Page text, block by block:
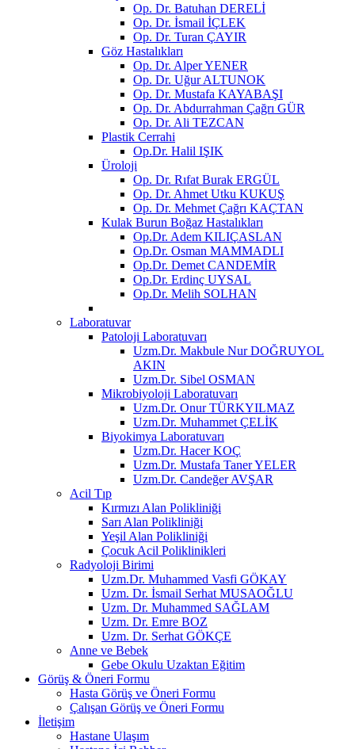
Op. Dr. Batuhan DERELİ
Op. Dr. İsmail İÇLEK
Op. Dr. Turan ÇAYIR
Göz Hastalıkları
Op. Dr. Alper YENER
Op. Dr. Uğur ALTUNOK
Op. Dr. Mustafa KAYABAŞI
Op. Dr. Abdurrahman Çağrı GÜR
Op. Dr. Ali TEZCAN
Plastik Cerrahi
Op.Dr. Halil IŞIK
Üroloji
Op. Dr. Rıfat Burak ERGÜL
Op. Dr. Ahmet Utku KUKUŞ
Op. Dr. Mehmet Çağrı KAÇTAN
Kulak Burun Boğaz Hastalıkları
Op.Dr. Adem KILIÇASLAN
Op.Dr. Osman MAMMADLI
Op.Dr. Demet CANDEMİR
Op.Dr. Erdinç UYSAL
Op.Dr. Melih SOLHAN
Laboratuvar
Patoloji Laboratuvarı
Uzm.Dr. Makbule Nur DOĞRUYOL
AKIN
Uzm.Dr. Sibel OSMAN
Mikrobiyoloji Laboratuvarı
Uzm.Dr. Onur TÜRKYILMAZ
Uzm.Dr. Muhammet ÇELİK
Biyokimya Laboratuvarı
Uzm.Dr. Hacer KOÇ
Uzm.Dr. Mustafa Taner YELER
Uzm.Dr. Candeğer AVŞAR
Acil Tıp
Kırmızı Alan Polikliniği
Sarı Alan Polikliniği
Yeşil Alan Polikliniği
Çocuk Acil Poliklinikleri
Radyoloji Birimi
Uzm.Dr. Muhammed Vasfi GÖKAY
Uzm. Dr. İsmail Serhat MUSAOĞLU
Uzm. Dr. Muhammed SAĞLAM
Uzm. Dr. Emre BOZ
Uzm. Dr. Serhat GÖKÇE
Anne ve Bebek
Gebe Okulu Uzaktan Eğitim
Görüş & Öneri Formu
Hasta Görüş ve Öneri Formu
Çalışan Görüş ve Öneri Formu
İletişim
Hastane Ulaşım